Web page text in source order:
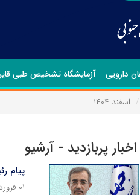
دارویی آزمایشگاه تشخیص طبی
اسفند ۱۴۰۴
اخبار پربازدید - آرشیو
پیام
۰۱ فروردین ۱۴۰۵